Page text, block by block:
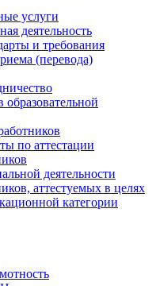
услуги
деятельность
и требования
(перевода)
по аттестации
деятельности
аттестуемых в целях
категории